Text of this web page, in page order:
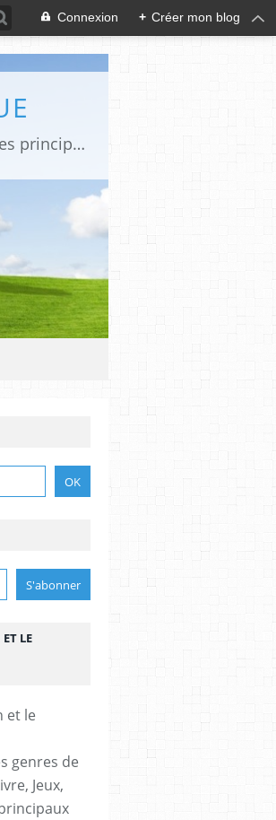
Connexion + Créer mon blog
Site sur toute la culture des genres de l'imaginaire: BD, Cinéma, Livre, Jeux, Théâtre. Présent dans les principaux festivals de film fantastique e de science-fiction, salons et conventions.
LE
genres de
Jeux,